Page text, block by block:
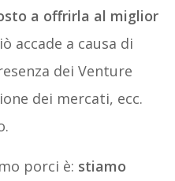
a offrirla al miglior
accade a causa di
dei Venture
dei mercati, ecc.
porci è: stiamo